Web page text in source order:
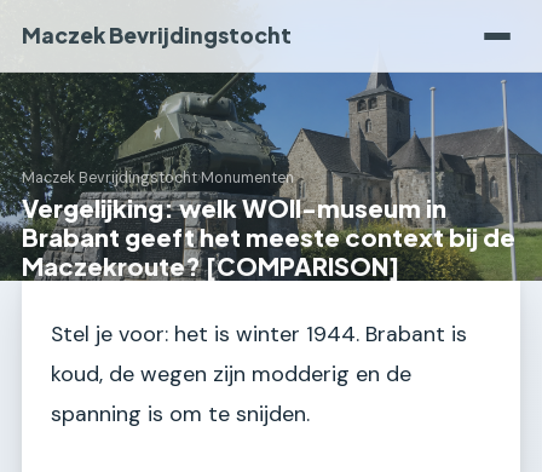
Maczek Bevrijdingstocht
Maczek Bevrijdingstocht›Monumenten
Vergelijking: welk WOII-museum in
Brabant geeft het meeste context bij de
Maczekroute? [COMPARISON]
Stel je voor: het is winter 1944. Brabant is
koud, de wegen zijn modderig en de
spanning is om te snijden.